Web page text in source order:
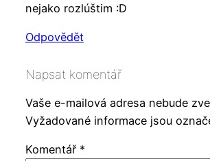
nejako rozlúštim :D
Odpovědět
Napsat komentář
Vaše e-mailová adresa nebude
Vyžadované informace jsou
Komentář *